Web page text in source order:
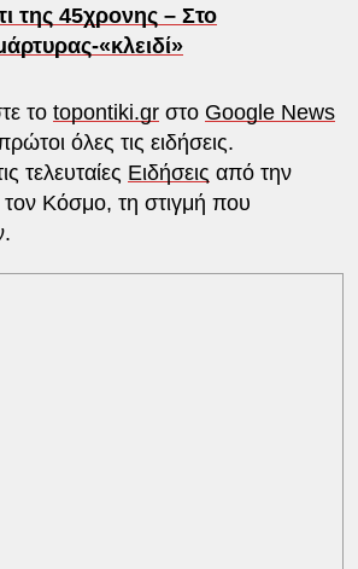
της 45χρονης – Στο
«κλειδί»
το topontiki.grστο Google News
όλες τις ειδήσεις.
τελευταίες Ειδήσεις από την
τον Κόσμο, τη στιγμή που